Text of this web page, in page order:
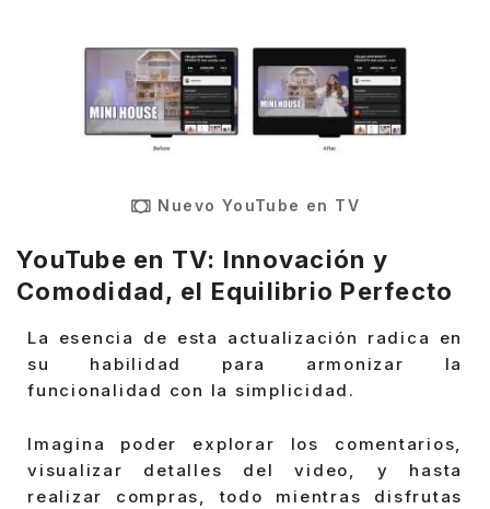
Nuevo YouTube en TV
YouTube en TV: Innovación y
Comodidad, el Equilibrio Perfecto
La esencia de esta actualización radica en
su habilidad para armonizar la
funcionalidad con la simplicidad.
Imagina poder explorar los comentarios,
visualizar detalles del video, y hasta
realizar compras, todo mientras disfrutas